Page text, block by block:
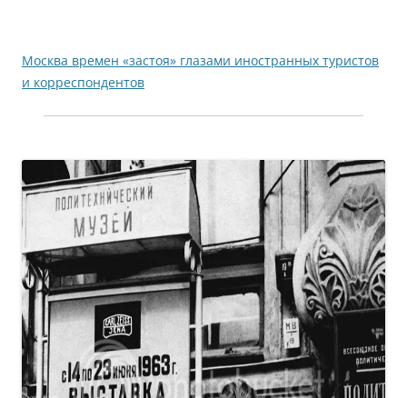
Москва времен «застоя» глазами иностранных туристов
и корреспондентов